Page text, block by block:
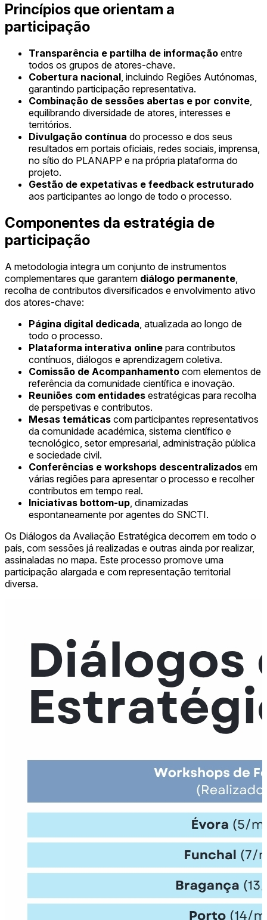
Princípios que orientam a
participação
Transparência e partilha de informação entre
todos os grupos de atores-chave.
Cobertura nacional, incluindo Regiões Autónomas,
garantindo participação representativa.
Combinação de sessões abertas e por convite,
equilibrando diversidade de atores, interesses e
territórios.
Divulgação contínua do processo e dos seus
resultados em portais oficiais, redes sociais, imprensa,
no sítio do PLANAPP e na própria plataforma do
projeto.
Gestão de expetativas e feedback estruturado
aos participantes ao longo de todo o processo.
Componentes da estratégia de
participação
A metodologia integra um conjunto de instrumentos
complementares que garantem diálogo permanente,
recolha de contributos diversificados e envolvimento ativo
dos atores-chave:
Página digital dedicada, atualizada ao longo de
todo o processo.
Plataforma interativa online para contributos
contínuos, diálogos e aprendizagem coletiva.
Comissão de Acompanhamento com elementos de
referência da comunidade científica e inovação.
Reuniões com entidades estratégicas para recolha
de perspetivas e contributos.
Mesas temáticas com participantes representativos
da comunidade académica, sistema científico e
tecnológico, setor empresarial, administração pública
e sociedade civil.
Conferências e workshops descentralizados em
várias regiões para apresentar o processo e recolher
contributos em tempo real.
Iniciativas bottom-up, dinamizadas
espontaneamente por agentes do SNCTI.
Os Diálogos da Avaliação Estratégica decorrem em todo o
país, com sessões já realizadas e outras ainda por realizar,
assinaladas no mapa. Este processo promove uma
participação alargada e com representação territorial
diversa.